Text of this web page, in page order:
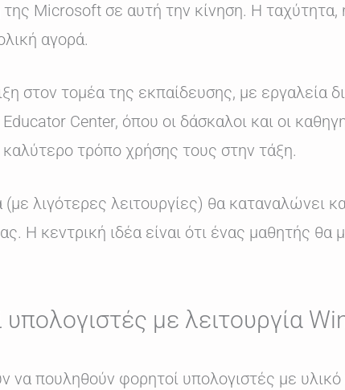
Microsoft σε αυτή την κίνηση. Η ταχύτητα,
αγορά.
στον τομέα της εκπαίδευσης, με εργαλεία
Center, όπου οι δάσκαλοι και οι
τρόπο χρήσης τους στην τάξη.
λιγότερες λειτουργίες) θα καταναλώνει
Η κεντρική ιδέα είναι ότι ένας μαθητής θα
με λειτουργία
να πουληθούν φορητοί υπολογιστές με